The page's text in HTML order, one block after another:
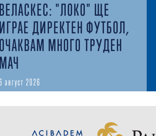
ВЕЛАСКЕС: "ЛОКО" ЩЕ
ИГРАЕ ДИРЕКТЕН ФУТБОЛ,
ОЧАКВАМ МНОГО ТРУДЕН
МАЧ
август 2026